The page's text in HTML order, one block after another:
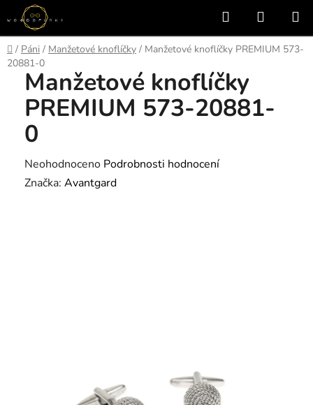
Přejít
na
obsah
Hledat
KOŠÍK
Domů
/ Páni / Manžetové knoflíčky / Manžetové knoflíčky PREMIUM 573-
20881-0
Manžetové knoflíčky
PREMIUM 573-20881-
0
Průměrné
hodnocení
Neohodnoceno Podrobnosti hodnocení
Značka: Avantgard